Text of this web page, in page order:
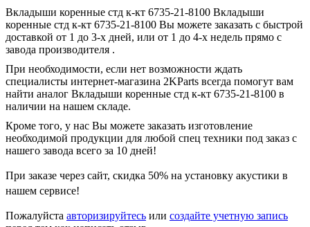
Вкладыши коренные стд к-кт 6735-21-8100 Вкладыши
коренные стд к-кт 6735-21-8100 Вы можете заказать с быстрой
доставкой от 1 до 3-х дней, или от 1 до 4-х недель прямо с
завода производителя .
При необходимости, если нет возможности ждать
специалисты интернет-магазина 2KParts всегда помогут вам
найти аналог Вкладыши коренные стд к-кт 6735-21-8100 в
наличии на нашем складе.
Кроме того, у нас Вы можете заказать изготовление
необходимой продукции для любой спец техники под заказ с
нашего завода всего за 10 дней!
При заказе через сайт, скидка 50% на установку акустики в
нашем сервисе!
Пожалуйста авторизируйтесь или создайте учетную запись